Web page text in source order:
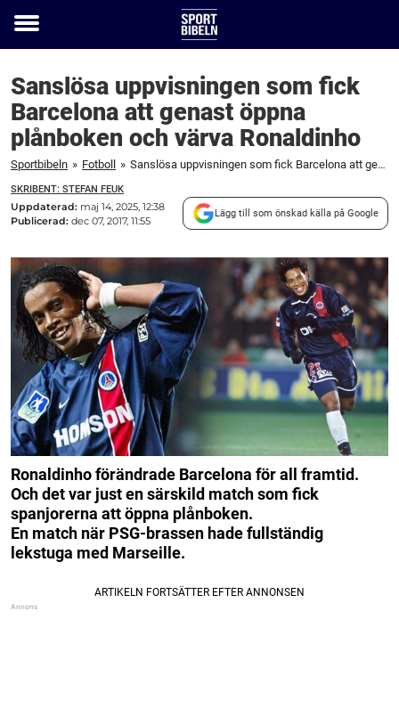
Toggle
Sanslösa uppvisningen som fick
Barcelona att genast öppna
plånboken och värva Ronaldinho
Sportbibeln » Fotboll » Sanslösa uppvisningen som fick Barcelona att genast öppna plånboken och värva Ronaldinho
SKRIBENT: STEFAN FEUK
Uppdaterad: maj 14, 2025, 12:38
Publicerad: dec 07, 2017, 11:55
Lägg till som önskad källa på Google
Ronaldinho förändrade Barcelona för all framtid.
Och det var just en särskild match som fick
spanjorerna att öppna plånboken.
En match när PSG-brassen hade fullständig
lekstuga med Marseille.